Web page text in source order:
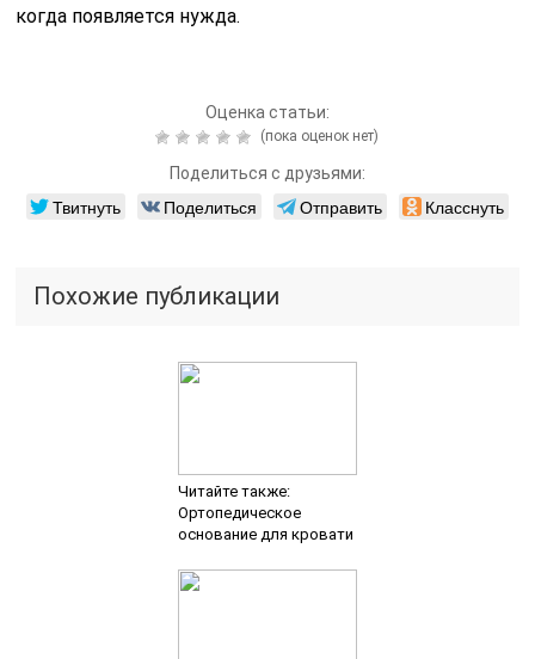
когда появляется нужда.
Оценка статьи:
(пока оценок нет)
Поделиться с друзьями:
Твитнуть Поделиться Отправить Класснуть
Похожие публикации
Читайте также:
Ортопедическое
основание для кровати